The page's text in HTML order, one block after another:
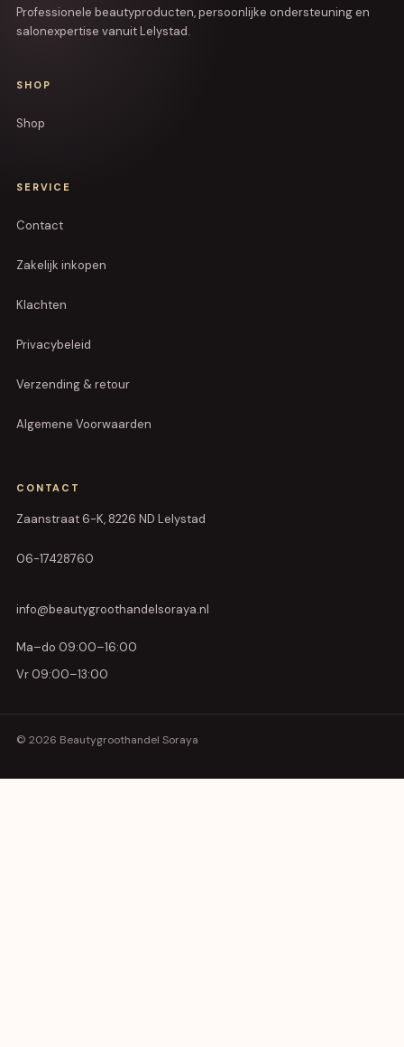
Professionele beautyproducten, persoonlijke ondersteuning en
salonexpertise vanuit Lelystad.
SHOP
Shop
SERVICE
Contact
Zakelijk inkopen
Klachten
Privacybeleid
Verzending & retour
Algemene Voorwaarden
CONTACT
Zaanstraat 6-K, 8226 ND Lelystad
06-17428760
info@beautygroothandelsoraya.nl
Ma–do 09:00–16:00
Vr 09:00–13:00
© 2026 Beautygroothandel Soraya